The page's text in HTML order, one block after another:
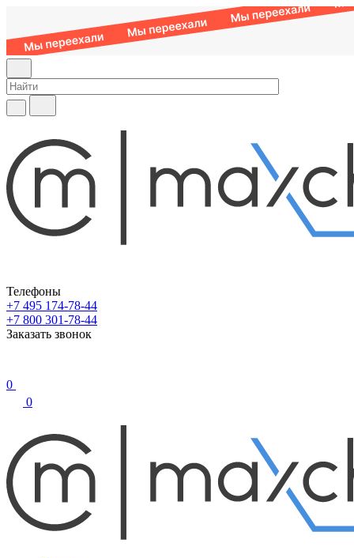
Телефоны
+7 495 174-78-44
+7 800 301-78-44
Заказать звонок
0
0